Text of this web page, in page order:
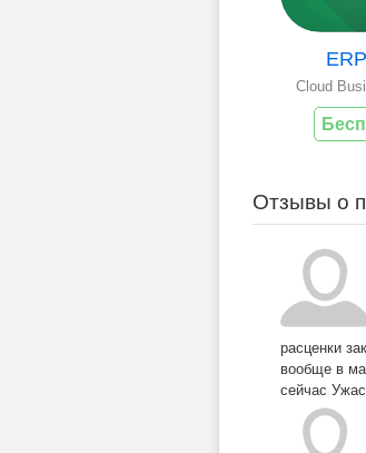
Cloud
Отзывы о
расценки
вообще в
сейчас